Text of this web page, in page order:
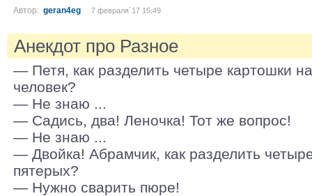
Автор: geran4eg 7 февраля´17 15:49
Анекдот про Разное
— Петя, как разделить четыре картошки
человек?
— Не знаю ...
— Садись, два! Леночка! Тот же вопрос!
— Не знаю ...
— Двойка! Абрамчик, как разделить
пятерых?
— Нужно сварить пюре!